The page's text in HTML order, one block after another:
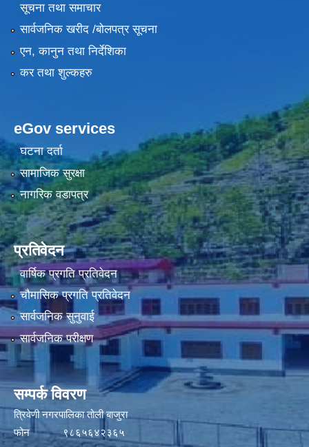
सूचना तथा समाचार
सार्वजनिक खरीद /बोलपत्र सूचना
एन, कानुन तथा निर्देशिका
कर तथा शुल्कहरु
eGov services
घटना दर्ता
सामाजिक सुरक्षा
नागरिक वडापत्र
प्रतिवेदन
वार्षिक प्रगति प्रतिवेदन
चौमासिक प्रगति प्रतिवेदन
सार्वजनिक सुनुवाई
सार्वजनिक परीक्षण
सम्पर्क विवरण
त्रिवेणी नगरपालिका तोली बाजुरा
फोन ९८६५६४२३६५